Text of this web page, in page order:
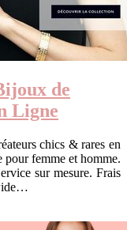
de
Ligne
chics & rares en
femme et homme.
sur mesure. Frais